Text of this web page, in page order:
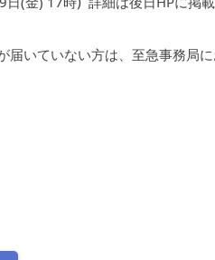
いていない方は、至急事務局に